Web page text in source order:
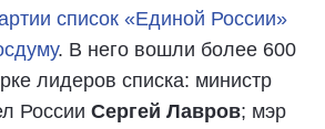
список «Единой России»
. В него вошли более 600
лидеров списка: министр
России Сергей Лавров; мэр